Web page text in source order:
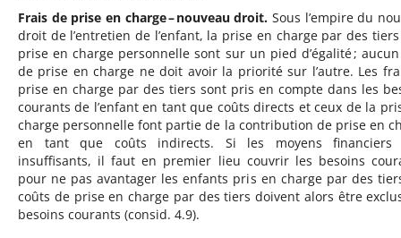
Frais de prise en charge – nouveau droit. Sous l’empire du
droit de l’entretien de l’enfant, la prise en charge par des
prise en charge personnelle sont sur un pied d’égalité ;
de prise en charge ne doit avoir la priorité sur l’autre. Les
prise en charge par des tiers sont pris en compte dans les
courants de l’enfant en tant que coûts directs et ceux de la
charge personnelle font partie de la contribution de prise en
en tant que coûts indirects. Si les moyens financiers
insuffisants, il faut en premier lieu couvrir les besoins
pour ne pas avantager les enfants pris en charge par des
coûts de prise en charge par des tiers doivent alors être
besoins courants (consid. 4.9).